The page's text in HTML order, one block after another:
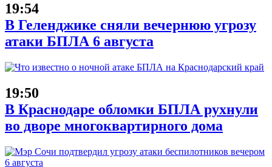
19:54
В Геленджике сняли вечернюю угрозу
атаки БПЛА 6 августа
19:50
В Краснодаре обломки БПЛА рухнули
во дворе многоквартирного дома